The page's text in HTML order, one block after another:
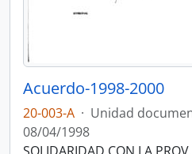
Acuerdo-1998-2000
20-003-A · Unidad
08/04/1998